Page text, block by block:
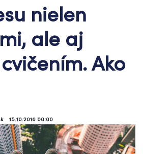
nielen
ale aj
Ako
15.10.2016 00:00